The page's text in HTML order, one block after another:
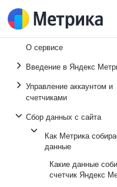
О сервисе
Введение в Яндекс
Управление аккаунтом и
счетчиками
Сбор данных с сайта
Как Метрика
данные
Какие данные
счетчик Яндекс